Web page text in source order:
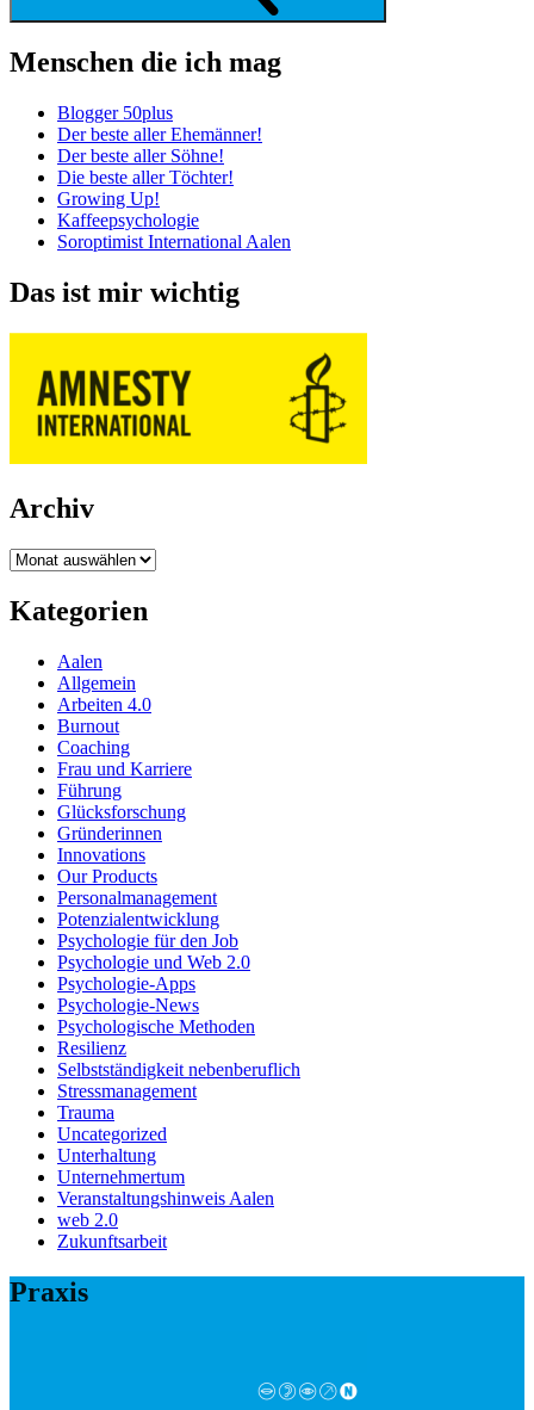
Menschen die ich mag
Blogger 50plus
Der beste aller Ehemänner!
Der beste aller Söhne!
Die beste aller Töchter!
Growing Up!
Kaffeepsychologie
Soroptimist International Aalen
Das ist mir wichtig
Archiv
Archiv
Kategorien
Aalen
Allgemein
Arbeiten 4.0
Burnout
Coaching
Frau und Karriere
Führung
Glücksforschung
Gründerinnen
Innovations
Our Products
Personalmanagement
Potenzialentwicklung
Psychologie für den Job
Psychologie und Web 2.0
Psychologie-Apps
Psychologie-News
Psychologische Methoden
Resilienz
Selbstständigkeit nebenberuflich
Stressmanagement
Trauma
Uncategorized
Unterhaltung
Unternehmertum
Veranstaltungshinweis Aalen
web 2.0
Zukunftsarbeit
Praxis